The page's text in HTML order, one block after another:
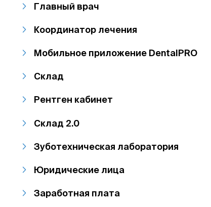
Главный врач
Координатор лечения
Мобильное приложение DentalPRO
Склад
Рентген кабинет
Склад 2.0
Зуботехническая лаборатория
Юридические лица
Заработная плата